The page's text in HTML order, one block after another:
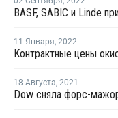
11 Января, 2022
Контрактные цены
18 Августа, 2021